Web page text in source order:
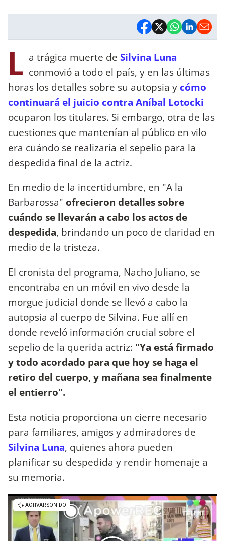
L a trágica muerte de Silvina Luna
conmovió a todo el país, y en las últimas
horas los detalles sobre su autopsia y cómo
continuará el juicio contra Aníbal Lotocki
ocuparon los titulares. Si embargo, otra de las
cuestiones que mantenían al público en vilo
era cuándo se realizaría el sepelio para la
despedida final de la actriz.
En medio de la incertidumbre, en "A la
Barbarossa" ofrecieron detalles sobre
cuándo se llevarán a cabo los actos de
despedida, brindando un poco de claridad en
medio de la tristeza.
El cronista del programa, Nacho Juliano, se
encontraba en un móvil en vivo desde la
morgue judicial donde se llevó a cabo la
autopsia al cuerpo de Silvina. Fue allí en
donde reveló información crucial sobre el
sepelio de la querida actriz: "Ya está firmado
y todo acordado para que hoy se haga el
retiro del cuerpo, y mañana sea finalmente
el entierro".
Esta noticia proporciona un cierre necesario
para familiares, amigos y admiradores de
Silvina Luna, quienes ahora pueden
planificar su despedida y rendir homenaje a
su memoria.